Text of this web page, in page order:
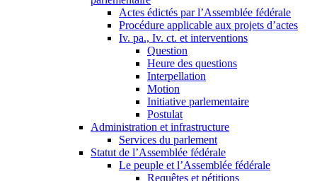
Actes édictés par l’Assemblée fédérale
Procédure applicable aux projets d’actes
Iv. pa., Iv. ct. et interventions
Question
Heure des questions
Interpellation
Motion
Initiative parlementaire
Postulat
Administration et infrastructure
Services du parlement
Statut de l’Assemblée fédérale
Le peuple et l’Assemblée fédérale
Requêtes et pétitions